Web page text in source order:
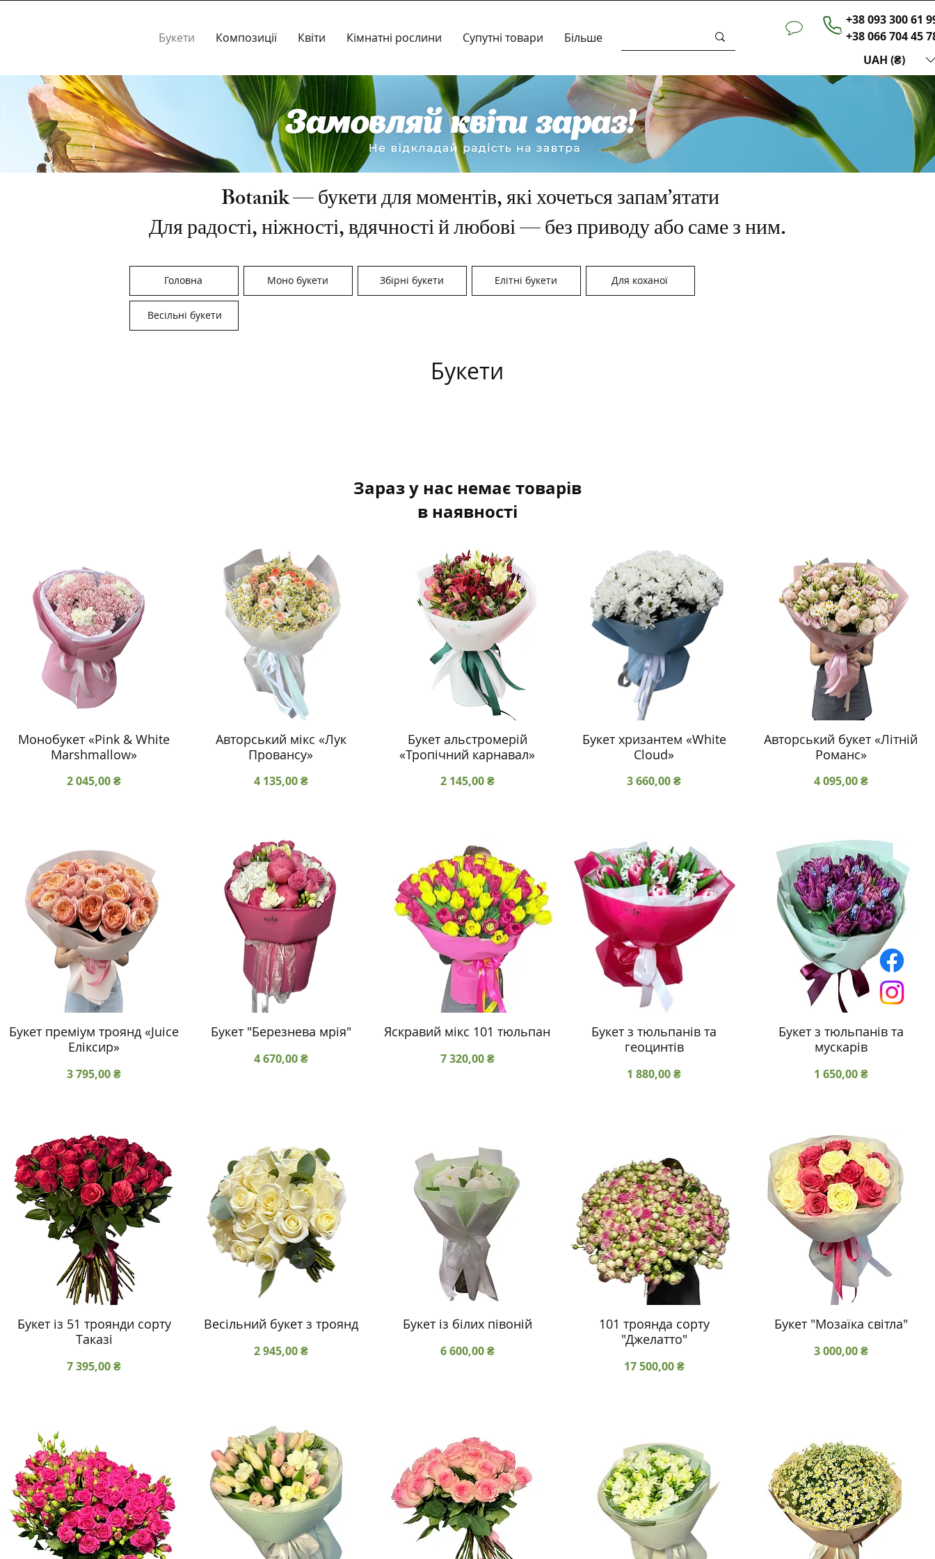
Букети Композиції Квіти Кімнатні рослини Супутні товари Більше
+38 093 300 61
+38 066 704 45
UAH (₴)
Botanik — букети для моментів, які хочеться запам’ятати
Для радості, ніжності, вдячності й любові — без приводу або саме з ним.
Головна Моно букети Збірні букети Елітні букети Для коханої
Весільні букети
Букети
Зараз у нас немає товарів
в наявності
Монобукет «Pink & White
Marshmallow»
Ціна
2 045,00 ₴
Авторський мікс «Лук
Провансу»
Ціна
4 135,00 ₴
Букет альстромерій
«Тропічний карнавал»
Ціна
2 145,00 ₴
Букет хризантем «White
Cloud»
Ціна
3 660,00 ₴
Авторський букет «Літній
Романс»
Ціна
4 095,00 ₴
Букет преміум троянд «Juice
Еліксир»
Ціна
3 795,00 ₴
Букет "Березнева мрія"
Ціна
4 670,00 ₴
Яскравий мікс 101 тюльпан
Ціна
7 320,00 ₴
Букет з тюльпанів та
геоцинтів
Ціна
1 880,00 ₴
Букет з тюльпанів та
мускарів
Ціна
1 650,00 ₴
Букет із 51 троянди сорту
Таказі
Ціна
7 395,00 ₴
Весільний букет з троянд
Ціна
2 945,00 ₴
Букет із білих півоній
Ціна
6 600,00 ₴
101 троянда сорту
"Джелатто"
Ціна
17 500,00 ₴
Букет "Мозаїка світла"
Ціна
3 000,00 ₴